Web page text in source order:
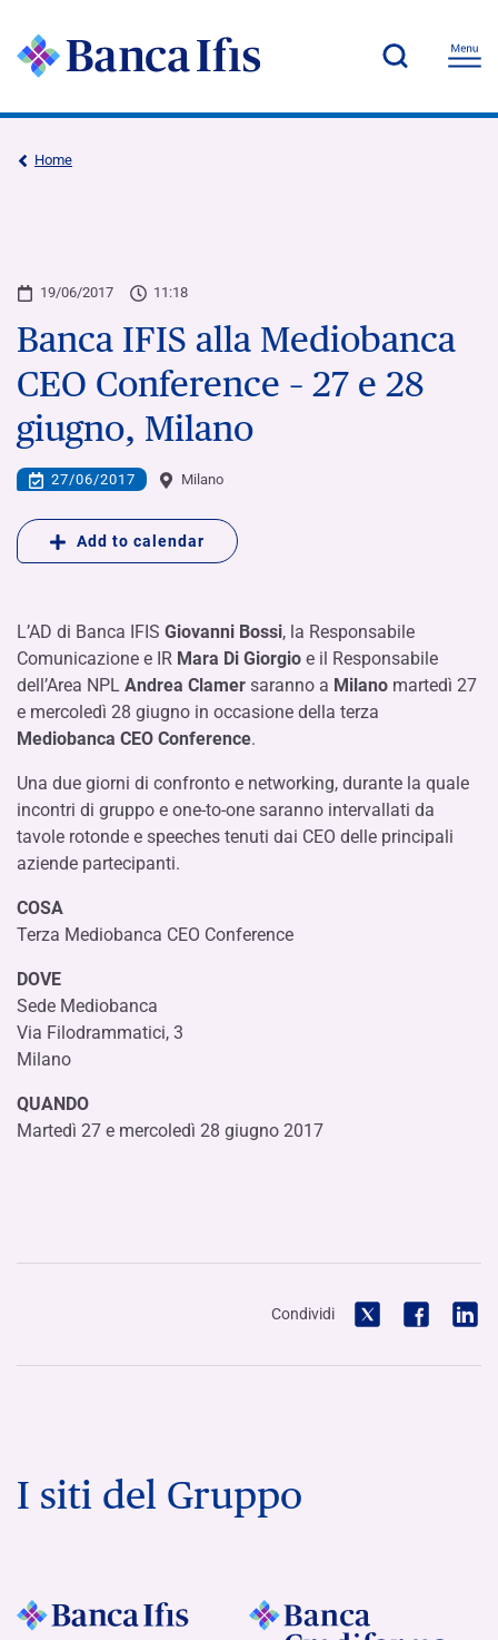
Home
19/06/2017 11:18
Banca IFIS alla Mediobanca
CEO Conference – 27 e 28
giugno, Milano
27/06/2017 Milano
Add to calendar
L’AD di Banca IFIS Giovanni Bossi, la Responsabile
Comunicazione e IR Mara Di Giorgio e il Responsabile
dell’Area NPL Andrea Clamer saranno a Milano martedì 27
e mercoledì 28 giugno in occasione della terza
Mediobanca CEO Conference.
Una due giorni di confronto e networking, durante la quale
incontri di gruppo e one-to-one saranno intervallati da
tavole rotonde e speeches tenuti dai CEO delle principali
aziende partecipanti.
COSA
Terza Mediobanca CEO Conference
DOVE
Sede Mediobanca
Via Filodrammatici, 3
Milano
QUANDO
Martedì 27 e mercoledì 28 giugno 2017
Condividi
I siti del Gruppo